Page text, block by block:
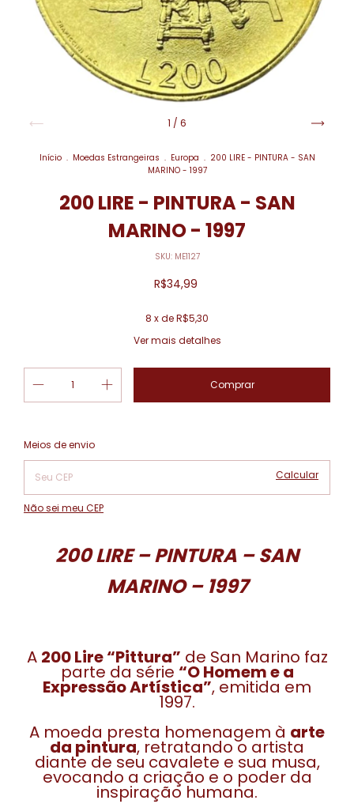
1 / 6
Início . Moedas Estrangeiras . Europa . 200 LIRE - PINTURA - SAN
MARINO - 1997
200 LIRE - PINTURA - SAN
MARINO - 1997
SKU: ME1127
R$34,99
8 x deR$5,30
Ver mais detalhes
Entregas para o CEP:
Meios de envio
Calcular
Não sei meu CEP
200 LIRE – PINTURA – SAN
MARINO – 1997
A 200 Lire “Pittura” de San Marino faz
parte da série “O Homem e a
Expressão Artística”, emitida em
1997.
A moeda presta homenagem à arte
da pintura, retratando o artista
diante de seu cavalete e sua musa,
evocando a criação e o poder da
inspiração humana.